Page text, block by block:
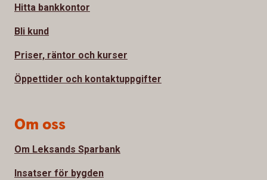
Hitta bankkontor
Bli kund
Priser, räntor och kurser
Öppettider och kontaktuppgifter
Om oss
Om Leksands Sparbank
Insatser för bygden